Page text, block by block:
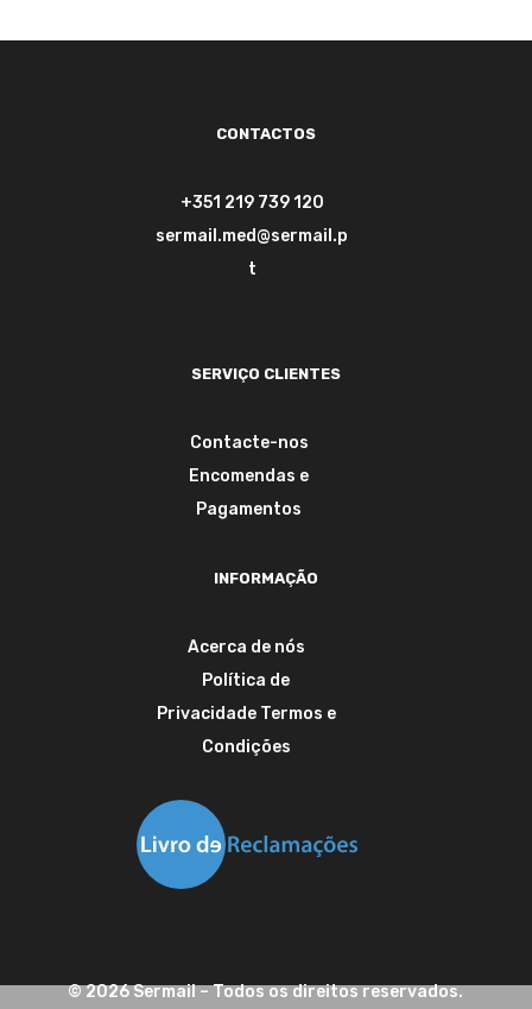
CONTACTOS
+351 219 739 120
sermail.med@sermail.p
t
SERVIÇO CLIENTES
Contacte-nos
Encomendas e
Pagamentos
INFORMAÇÃO
Acerca de nós
Política de
Privacidade Termos e
Condições
©2026Sermail– Todos os direitos reservados.